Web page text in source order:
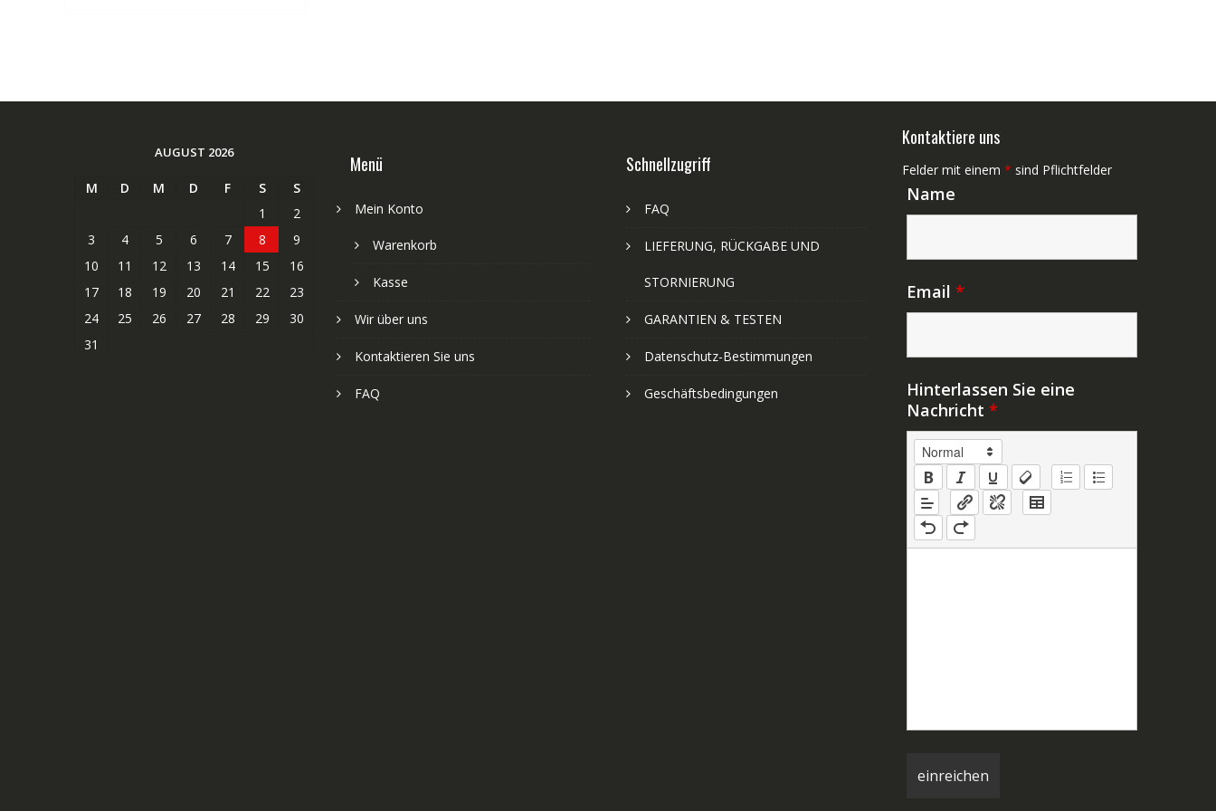
AUGUST 2026
M D M D F S
S
1
2
3
4 5 6 7 8
9
10
11 12 13 14 15
16
17
18 19 20 21 22
23
24
25 26 27 28 29
30
31
Menü
Mein Konto
Warenkorb
Kasse
Wir über uns
Kontaktieren Sie uns
FAQ
Schnellzugriff
FAQ
LIEFERUNG, RÜCKGABE UND
STORNIERUNG
GARANTIEN & TESTEN
Datenschutz-Bestimmungen
Geschäftsbedingungen
Kontaktiere uns
Felder mit einem * sind Pflichtfelder
Name
Email *
Hinterlassen Sie eine
Nachricht *